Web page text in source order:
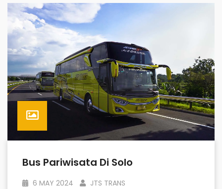
Bus Pariwisata Di Solo
6 MAY 2024
JTS TRANS